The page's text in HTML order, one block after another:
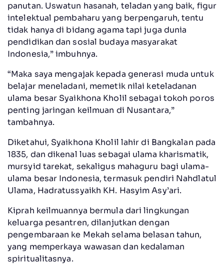
panutan. Uswatun hasanah, teladan yang baik, figur
intelektual pembaharu yang berpengaruh, tentu
tidak hanya di bidang agama tapi juga dunia
pendidikan dan sosial budaya masyarakat
Indonesia,” imbuhnya.
“Maka saya mengajak kepada generasi muda untuk
belajar meneladani, memetik nilai keteladanan
ulama besar Syaikhona Kholil sebagai tokoh poros
penting jaringan keilmuan di Nusantara,”
tambahnya.
Diketahui, Syaikhona Kholil lahir di Bangkalan pada
1835, dan dikenal luas sebagai ulama kharismatik,
mursyid tarekat, sekaligus mahaguru bagi ulama-
ulama besar Indonesia, termasuk pendiri Nahdlatul
Ulama, Hadratussyaikh KH. Hasyim Asy’ari.
Kiprah keilmuannya bermula dari lingkungan
keluarga pesantren, dilanjutkan dengan
pengembaraan ke Mekah selama belasan tahun,
yang memperkaya wawasan dan kedalaman
spiritualitasnya.